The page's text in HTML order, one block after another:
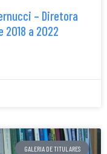
– Diretora
2018 a 2022
GALERIA DE TITULARES